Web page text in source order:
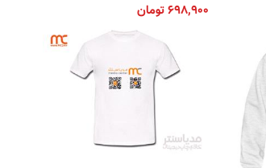
۶۹۸,۹۰۰تومان